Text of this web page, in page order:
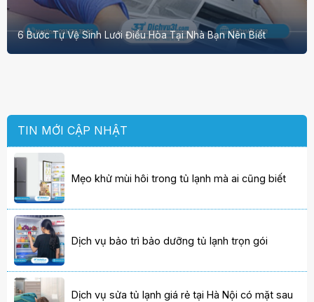
6 Bước Tự Vệ Sinh Lưới Điều Hòa Tại Nhà Bạn Nên Biết
TIN MỚI CẬP NHẬT
Mẹo khử mùi hôi trong tủ lạnh mà ai cũng biết
Dịch vụ bảo trì bảo dưỡng tủ lạnh trọn gói
Dịch vụ sửa tủ lạnh giá rẻ tại Hà Nội có mặt sau